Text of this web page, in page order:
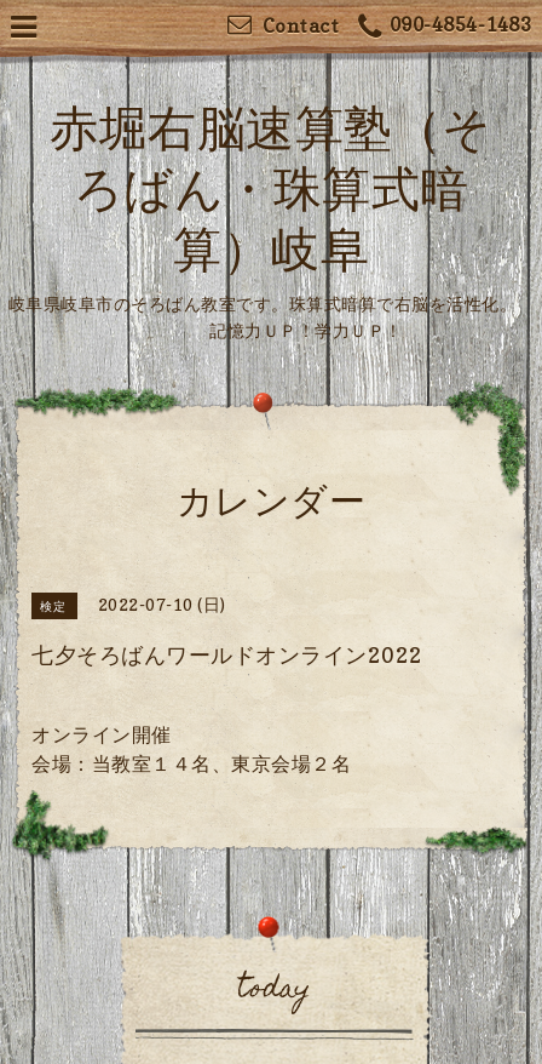
090-4854-1483
Contact
赤堀右脳速算塾（そ
ろばん・珠算式暗
算）岐阜
岐阜県岐阜市のそろばん教室です。珠算式暗算で右脳を活性化。
記憶力ＵＰ！学力ＵＰ！
カレンダー
検定 2022-07-10 (日)
七夕そろばんワールドオンライン2022
オンライン開催
会場：当教室１４名、東京会場２名
today